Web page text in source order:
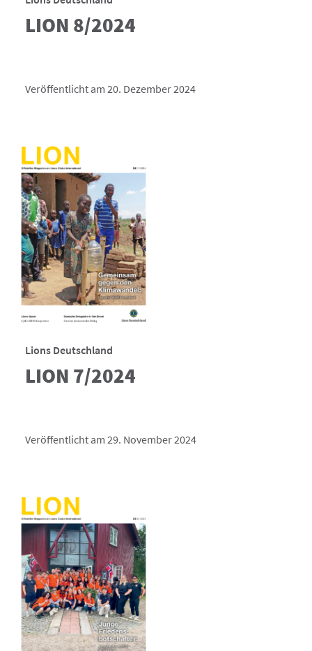
LION 8/2024
Veröffentlicht am 20. Dezember 2024
Lions Deutschland
LION 7/2024
Veröffentlicht am 29. November 2024